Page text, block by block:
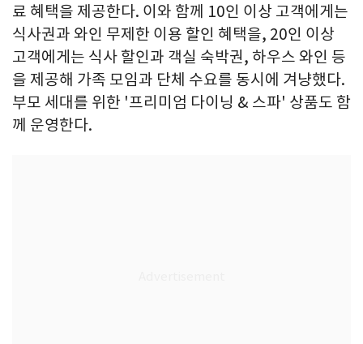
료 혜택을 제공한다. 이와 함께 10인 이상 고객에게는
식사권과 와인 무제한 이용 할인 혜택을, 20인 이상
고객에게는 식사 할인과 객실 숙박권, 하우스 와인 등
을 제공해 가족 모임과 단체 수요를 동시에 겨냥했다.
부모 세대를 위한 '프리미엄 다이닝 & 스파' 상품도 함
께 운영한다.